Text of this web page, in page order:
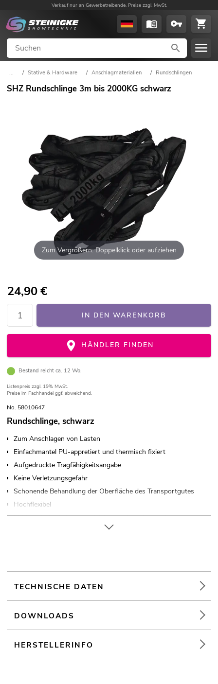
Verkauf nur an Gewerbetreibende. Preise zzgl. MwSt.
... / Stative & Hardware / Anschlagmaterialien / Rundschlingen
SHZ Rundschlinge 3m bis 2000KG schwarz
Zum Vergrößern: Doppelklick oder aufziehen
24,90€
IN DEN WARENKORB
HÄNDLER FINDEN
Bestand reicht ca. 12 Wo.
Listenpreis zzgl. 19% MwSt.
Preise im Fachhandel ggf. abweichend.
No. 58010647
Rundschlinge, schwarz
Zum Anschlagen von Lasten
Einfachmantel PU-appretiert und thermisch fixiert
Aufgedruckte Tragfähigkeitsangabe
Keine Verletzungsgefahr
Schonende Behandlung der Oberfläche des Transportgutes
Hochflexibel
UV-beständig, keine Materialalterung bzw. Versprödung
TECHNISCHE DATEN
DOWNLOADS
HERSTELLERINFO